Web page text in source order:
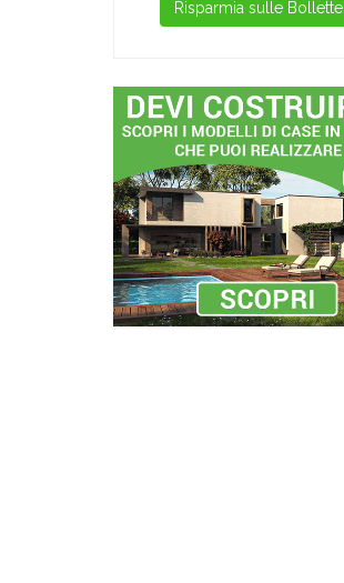
Risparmia sulle Bollette